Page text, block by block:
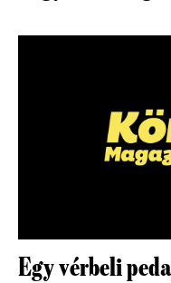
Egy vérbeli